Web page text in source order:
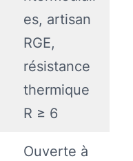
es, artisan
RGE,
résistance
thermique
R ≥ 6
Ouverte à